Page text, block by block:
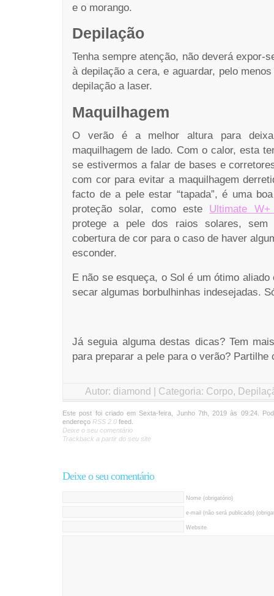
e o morango.
Depilação
Tenha sempre atenção, não deverá expor-
à depilação a cera, e aguardar, pelo
depilação a laser.
Maquilhagem
O verão é a melhor altura para
maquilhagem de lado. Com o calor, esta
se estivermos a falar de bases e
com cor para evitar a maquilhagem
facto de a pele estar “tapada”, é uma
proteção solar, como este Ultimate
protege a pele dos raios solares, sem
cobertura de cor para o caso de haver
esconder.
E não se esqueça, o Sol é um ótimo
secar algumas borbulhinhas indesejadas.
Já seguia alguma destas dicas? Tem
para preparar a pele para o verão? Partilhe
Autor: diamond | Categoria: Corpo,
Este post foi criado em Sexta-feira, Junho 7th, 2019 às 09:24.
endereço RSS 2.0 feed.
Deixe o seu comentário
Trackback a partir do seu site
Deixe o seu comentário
Nome (obrigatório)
e-mail (não será publicado)
Website